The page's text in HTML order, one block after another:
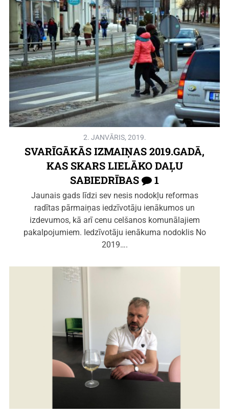
2. JANVĀRIS, 2019.
SVARĪGĀKĀS IZMAIŅAS 2019.GADĀ,
KAS SKARS LIELĀKO DAĻU
SABIEDRĪBAS
1
Jaunais gads līdzi sev nesis nodokļu reformas
radītas pārmaiņas iedzīvotāju ienākumos un
izdevumos, kā arī cenu celšanos komunālajiem
pakalpojumiem. Iedzīvotāju ienākuma nodoklis No
2019….